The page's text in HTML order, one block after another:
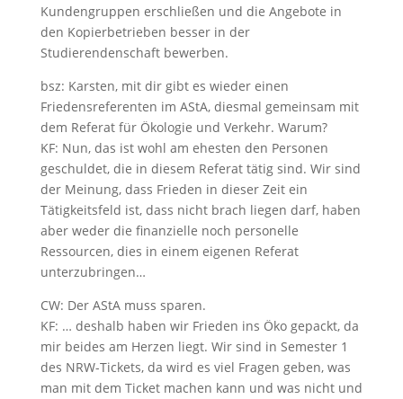
Kundengruppen erschließen und die Angebote in
den Kopierbetrieben besser in der
Studierendenschaft bewerben.
bsz: Karsten, mit dir gibt es wieder einen
Friedensreferenten im AStA, diesmal gemeinsam mit
dem Referat für Ökologie und Verkehr. Warum?
KF: Nun, das ist wohl am ehesten den Personen
geschuldet, die in diesem Referat tätig sind. Wir sind
der Meinung, dass Frieden in dieser Zeit ein
Tätigkeitsfeld ist, dass nicht brach liegen darf, haben
aber weder die finanzielle noch personelle
Ressourcen, dies in einem eigenen Referat
unterzubringen…
CW: Der AStA muss sparen.
KF: … deshalb haben wir Frieden ins Öko gepackt, da
mir beides am Herzen liegt. Wir sind in Semester 1
des NRW-Tickets, da wird es viel Fragen geben, was
man mit dem Ticket machen kann und was nicht und